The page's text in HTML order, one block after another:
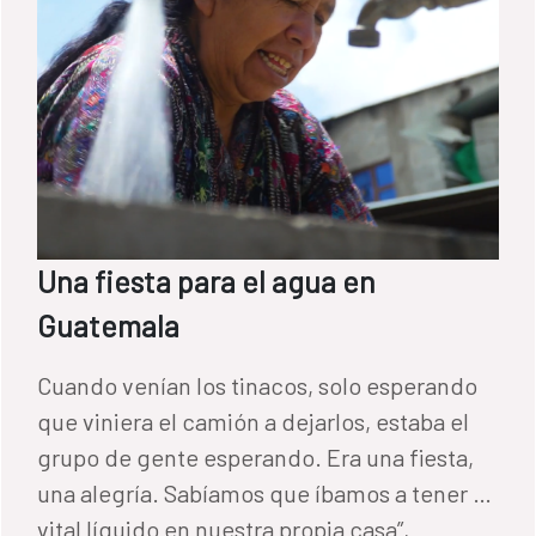
gobiernos municipales implicados. Esta
coincidencia territorial y temática facilita el
aprendizaje cruzado entre programas, algo
que el FCAS impulsa como parte de su
estrategia de fortalecimiento institucional,
ya que puede contribuir de forma
significativa a la sostenibilidad y al impacto
de las intervenciones. El encuentro
también permitió visitar algunas de las
infraestructuras construidads en Portoviejo,
como esta potabilizadora situada en la
Comunidad El Gramal.
Una fiesta para el agua en
Guatemala
Cuando venían los tinacos, solo esperando
que viniera el camión a dejarlos, estaba el
grupo de gente esperando. Era una fiesta,
una alegría. Sabíamos que íbamos a tener el
vital líquido en nuestra propia casa”,